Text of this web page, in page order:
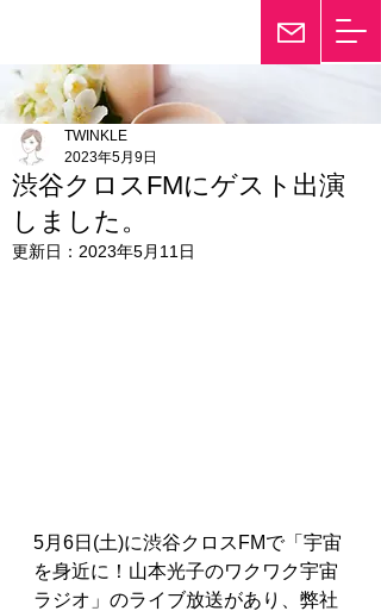
渋谷クロスFMにゲスト出演
しました。
TWINKLE
2023年5月9日
更新日： 2023年5月11日
5月6日(土)に渋谷クロスFMで「宇宙
を身近に！山本光子のワクワク宇宙
ラジオ」のライブ放送があり、弊社